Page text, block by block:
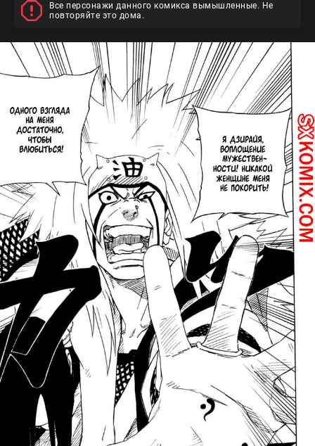
Все персонажи данного комикса вымышленные. Не
повторяйте это дома.